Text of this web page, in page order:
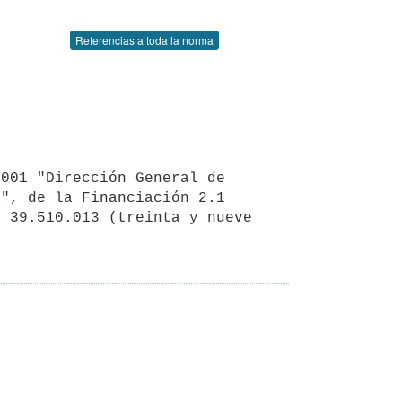
Referencias a toda la norma
de la Financiación 2.1
39.510.013 (treinta y nueve